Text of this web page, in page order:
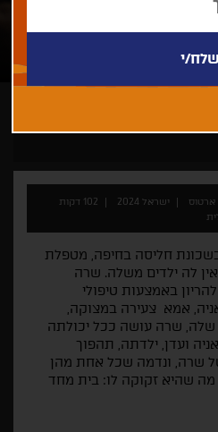
ארטוס ישראל 2024
102 דקות
חליסה בחיפה, מטפלת
לה ילדים משלה. שרה
באמצעות טיפולי
אמא צעירה במצוקה,
שלה, שרה עושה ככל יכולתה
ועדן, ילדתה, תהפוך
שרה, ונדמה שכל אחת מהן
מה שהיא זקוקה לו: בית מחד